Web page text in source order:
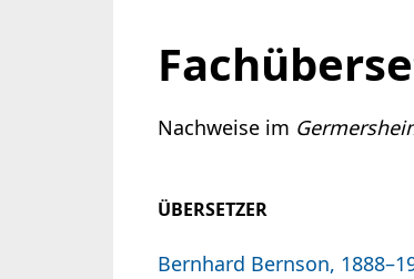
Nachweise im
ÜBERSETZER
Bernhard Bernson,